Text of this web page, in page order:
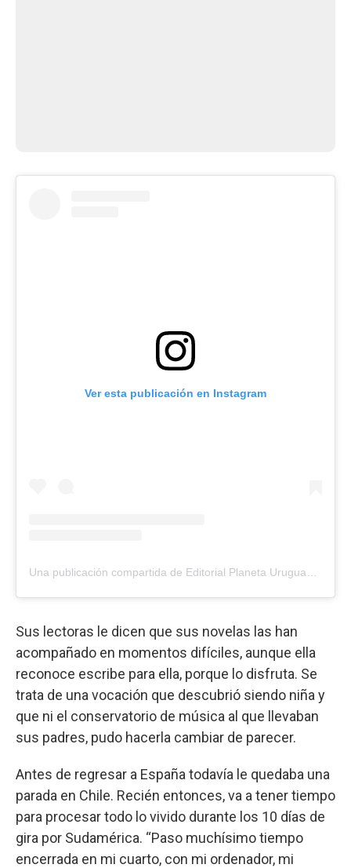
Ver esta publicación en Instagram
Sus lectoras le dicen que sus novelas las han
acompañado en momentos difíciles, aunque ella
reconoce escribe para ella, porque lo disfruta. Se
trata de una vocación que descubrió siendo niña y
que ni el conservatorio de música al que llevaban
sus padres, pudo hacerla cambiar de parecer.
Antes de regresar a España todavía le quedaba una
parada en Chile. Recién entonces, va a tener tiempo
para procesar todo lo vivido durante los 10 días de
gira por Sudamérica. “Paso muchísimo tiempo
encerrada en mi cuarto, con mi ordenador, mi